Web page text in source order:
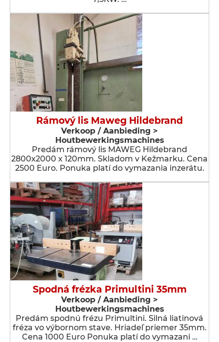
Rámový lis Maweg Hildebrand
Verkoop / Aanbieding >
Houtbewerkingsmachines
Predám rámový lis MAWEG Hildebrand
2800x2000 x 120mm. Skladom v Kežmarku. Cena
2500 Euro. Ponuka platí do vymazania inzerátu.
Spodná frézka Primultini 35mm
Verkoop / Aanbieding >
Houtbewerkingsmachines
Predám spodnú frézu Primultini. Silná liatinová
fréza vo výbornom stave. Hriadeľ priemer 35mm.
Cena 1000 Euro Ponuka platí do vymazani …